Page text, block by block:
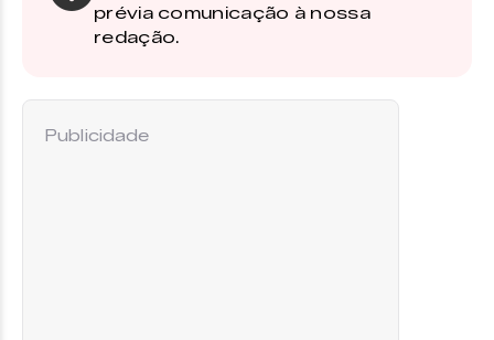
prévia comunicação à nossa
redação.
Publicidade